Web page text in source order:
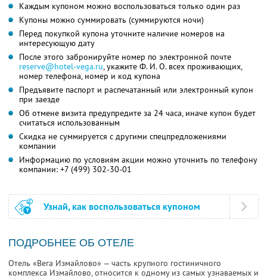
Каждым купоном можно воспользоваться только один раз
Купоны можно суммировать (суммируются ночи)
Перед покупкой купона уточните наличие номеров на
интересующую дату
После этого забронируйте номер по электронной почте
reserve@hotel-vega.ru,укажите Ф. И. О.всех проживающих,
номер телефона, номер и код купона
Предъявите паспорт и распечатанный или электронный купон
при заезде
Об отмене визита предупредите за 24 часа, иначе купон будет
считаться использованным
Скидка не суммируется с другими спецпредложениями
компании
Информацию по условиям акции можно уточнить по телефону
компании: +7 (499) 302-30-01
Узнай, как воспользоваться купоном
ПОДРОБНЕЕ ОБ ОТЕЛЕ
Отель «Вега Измайлово» — часть крупного гостиничного
комплекса Измайлово, относится к одному из самых узнаваемых и